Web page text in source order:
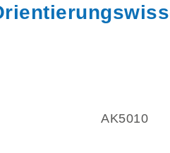
AK5010